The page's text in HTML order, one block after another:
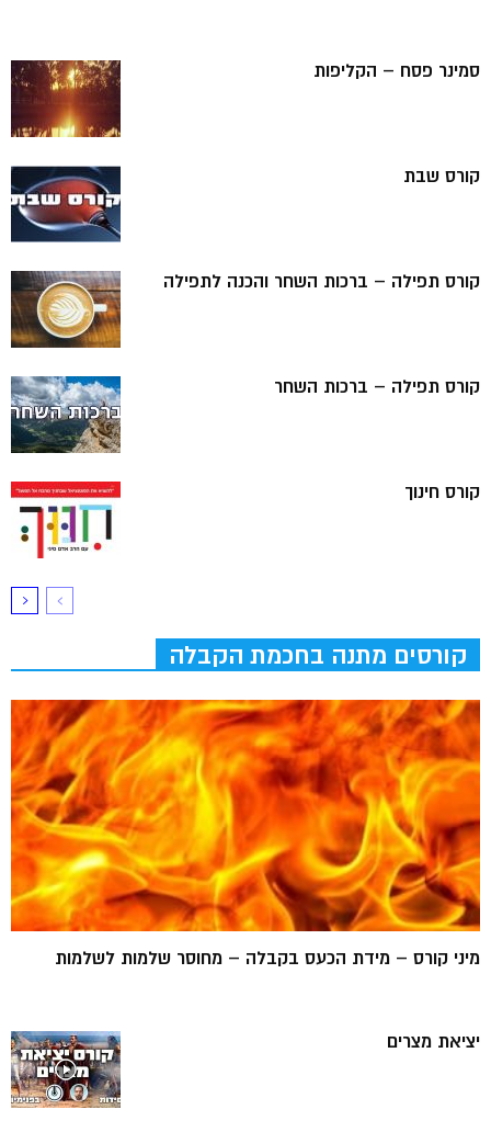
סמינר פסח – הקליפות
קורס שבת
קורס תפילה – ברכות השחר והכנה לתפילה
קורס תפילה – ברכות השחר
קורס חינוך
קורסים מתנה בחכמת הקבלה
מיני קורס – מידת הכעס בקבלה – מחוסר שלמות לשלמות
יציאת מצרים